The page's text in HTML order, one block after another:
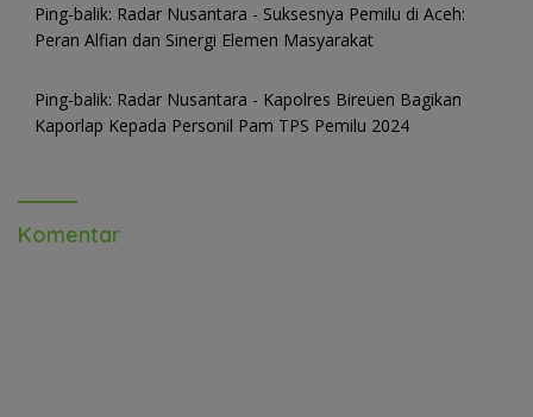
Ping-balik: Radar Nusantara - Suksesnya Pemilu di Aceh:
Peran Alfian dan Sinergi Elemen Masyarakat
Ping-balik: Radar Nusantara - Kapolres Bireuen Bagikan
Kaporlap Kepada Personil Pam TPS Pemilu 2024
Komentar